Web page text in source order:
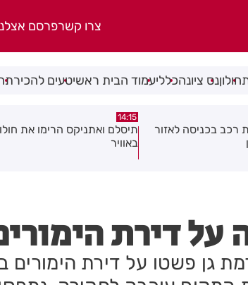
צרו קשרפרסם
חולוןנס ציונהכלליעמוד הבית ראשיטעים להכיר
את חולון
13:05
פצוע בתאונת אופנוע במרכז
דירת
גן פשטו על דירת הימורים